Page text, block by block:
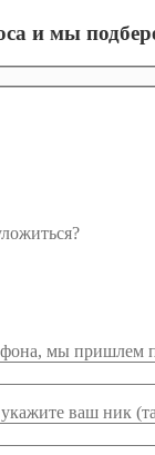
и мы
мы пришлем
ваш ник